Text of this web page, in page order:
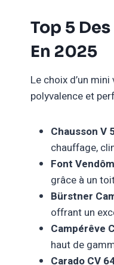
Top 5
En 2025
Le choix d’un
polyvalence et
Chausson V
chauffage,
Font
grâce à un
Bürstner
offrant un
Campérêve
haut de
Carado CV